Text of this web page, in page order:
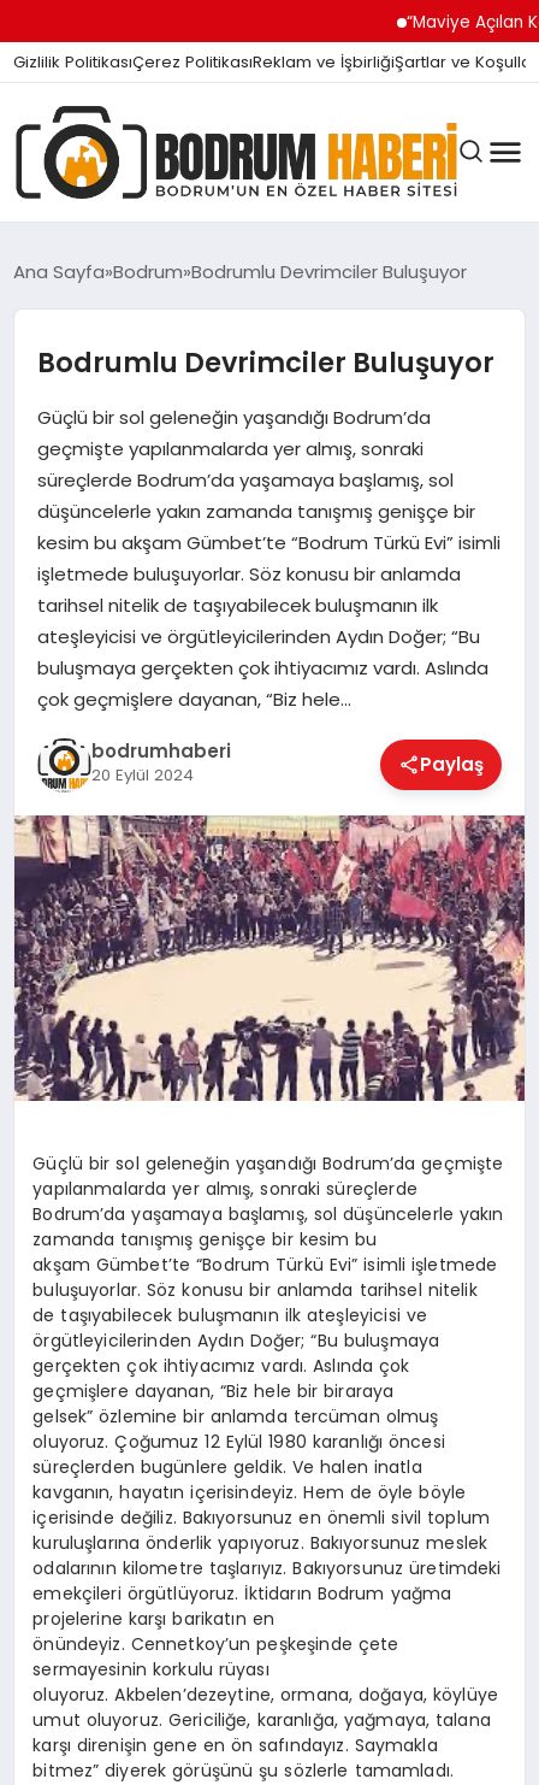
“Maviye Açılan Kapı”
Gizlilik PolitikasıÇerez PolitikasıReklam ve İşbirliğiŞartlar ve Koşullar
SIYASET
MAGAZIN
KÖŞE YAZILARI
YAŞAM
SPOR
MUĞLA
☰
Ana Sayfa Bodrum Bodrumlu Devrimciler Buluşuyor
Bodrumlu Devrimciler Buluşuyor
Güçlü bir sol geleneğin yaşandığı Bodrum’da
geçmişte yapılanmalarda yer almış, sonraki
süreçlerde Bodrum’da yaşamaya başlamış, sol
düşüncelerle yakın zamanda tanışmış genişçe bir
kesim bu akşam Gümbet’te “Bodrum Türkü Evi” isimli
işletmede buluşuyorlar. Söz konusu bir anlamda
tarihsel nitelik de taşıyabilecek buluşmanın ilk
ateşleyicisi ve örgütleyicilerinden Aydın Doğer; “Bu
buluşmaya gerçekten çok ihtiyacımız vardı. Aslında
çok geçmişlere dayanan, “Biz hele…
bodrumhaberi
20 Eylül 2024 Paylaş
Güçlü bir sol geleneğin yaşandığı Bodrum’da geçmişte
yapılanmalarda yer almış, sonraki süreçlerde
Bodrum’da yaşamaya başlamış, sol düşüncelerle yakın
zamanda tanışmış genişçe bir kesim bu
akşam Gümbet’te “Bodrum Türkü Evi” isimli işletmede
buluşuyorlar. Söz konusu bir anlamda tarihsel nitelik
de taşıyabilecek buluşmanın ilk ateşleyicisi ve
örgütleyicilerinden Aydın Doğer; “Bu buluşmaya
gerçekten çok ihtiyacımız vardı. Aslında çok
geçmişlere dayanan, “Biz hele bir biraraya
gelsek” özlemine bir anlamda tercüman olmuş
oluyoruz. Çoğumuz 12 Eylül 1980 karanlığı öncesi
süreçlerden bugünlere geldik. Ve halen inatla
kavganın, hayatın içerisindeyiz. Hem de öyle böyle
içerisinde değiliz. Bakıyorsunuz en önemli sivil toplum
kuruluşlarına önderlik yapıyoruz. Bakıyorsunuz meslek
odalarının kilometre taşlarıyız. Bakıyorsunuz üretimdeki
emekçileri örgütlüyoruz. İktidarın Bodrum yağma
projelerine karşı barikatın en
önündeyiz. Cennetkoy’un peşkeşinde çete
sermayesinin korkulu rüyası
oluyoruz. Akbelen’dezeytine, ormana, doğaya, köylüye
umut oluyoruz. Gericiliğe, karanlığa, yağmaya, talana
karşı direnişin gene en ön safındayız. Saymakla
bitmez” diyerek görüşünü şu sözlerle tamamladı.